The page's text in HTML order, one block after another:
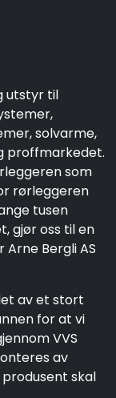
utstyr til
solvarme,
proffmarkedet.
som
rørleggeren
tusen
gjør oss til en
Bergli AS
av et stort
for at vi
VVS
av
skal